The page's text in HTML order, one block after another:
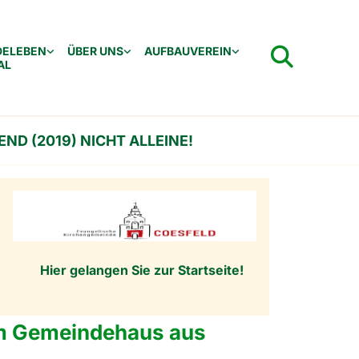
ÜBER UNS
AUFBAUVEREIN
(2019) NICHT ALLEINE!
Hier gelangen Sie zur Startseite!
Gemeindehaus aus